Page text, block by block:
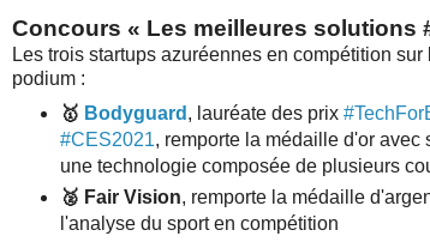
Concours « Les meilleures solutions
Les trois startups azuréennes en compétition
podium :
🥇 Bodyguard , lauréate des prix
#CES2021, remporte la médaille d'or
une technologie composée de plusieurs
🥈 Fair Vision, remporte la médaille
l'analyse du sport en compétition